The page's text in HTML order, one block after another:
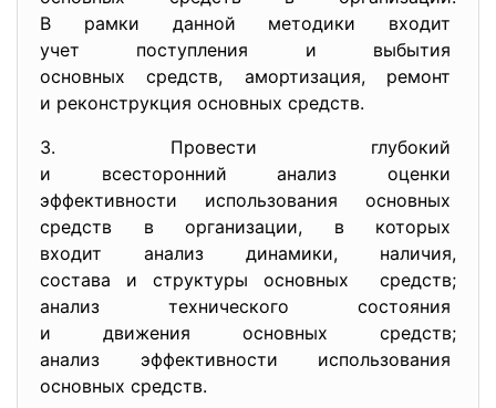
В рамки данной методики входит
учет поступления и выбытия
основных средств, амортизация, ремонт
и реконструкция основных средств.
3. Провести глубокий
и всесторонний анализ оценки
эффективности использования основных
средств в организации, в которых
входит анализ динамики, наличия,
состава и структуры основных средств;
анализ технического состояния
и движения основных средств;
анализ эффективности использования
основных средств.